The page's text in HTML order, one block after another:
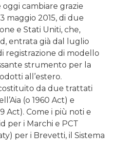
cambiare grazie
maggio 2015, di due
e Stati Uniti, che,
entrata già dal luglio
registrazione di modello
strumento per la
all’estero.
costituito da due trattati
(o 1960 Act) e
Act). Come i più noti e
per i Marchi e PCT
per i Brevetti, il Sistema